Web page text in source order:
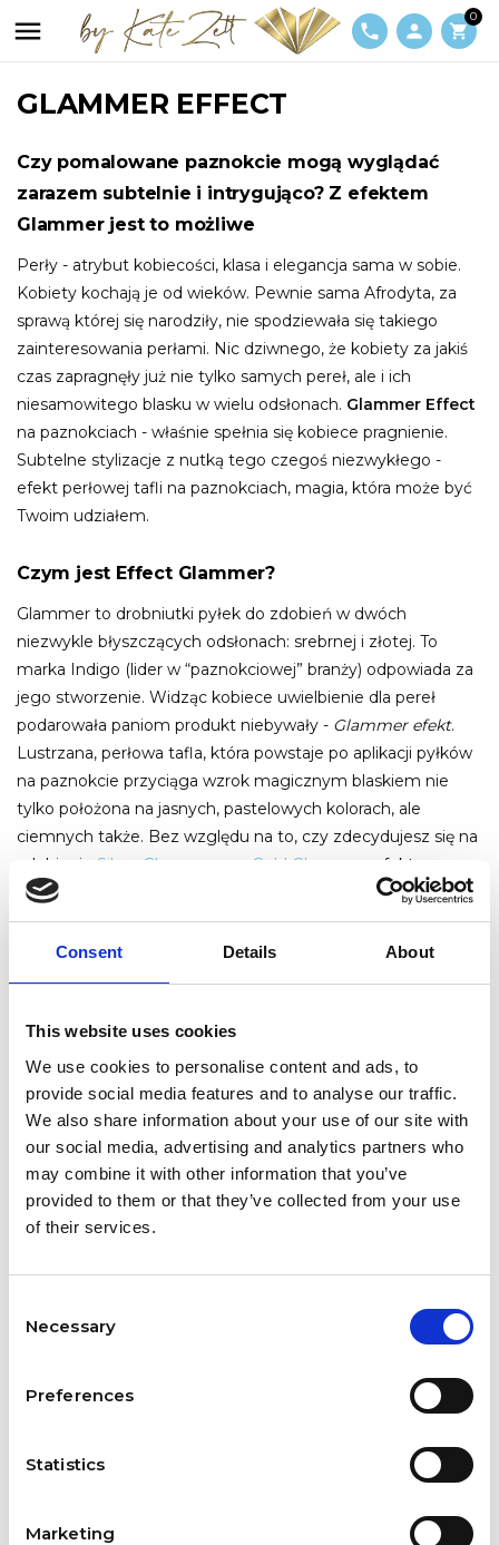
Consent Details About
This website uses cookies
We use cookies to personalise content and ads, to
provide social media features and to analyse our traffic.
We also share information about your use of our site with
our social media, advertising and analytics partners who
may combine it with other information that you’ve
provided to them or that they’ve collected from your use
of their services.
Selection
Necessary
Preferences
Statistics
Marketing
 phone person shopping_cart
0
GLAMMER EFFECT
Czy pomalowane paznokcie mogą wyglądać
zarazem subtelnie i intrygująco? Z efektem
Glammer jest to możliwe
Perły - atrybut kobiecości, klasa i elegancja sama w sobie.
Kobiety kochają je od wieków. Pewnie sama Afrodyta, za
sprawą której się narodziły, nie spodziewała się takiego
zainteresowania perłami. Nic dziwnego, że kobiety za jakiś
czas zapragnęły już nie tylko samych pereł, ale i ich
niesamowitego blasku w wielu odsłonach. Glammer Effect
na paznokciach - właśnie spełnia się kobiece pragnienie.
Subtelne stylizacje z nutką tego czegoś niezwykłego -
efekt perłowej tafli na paznokciach, magia, która może być
Twoim udziałem.
Czym jest Effect Glammer?
Glammer to drobniutki pyłek do zdobień w dwóch
niezwykle błyszczących odsłonach: srebrnej i złotej. To
marka Indigo (lider w “paznokciowej” branży) odpowiada za
jego stworzenie. Widząc kobiece uwielbienie dla pereł
podarowała paniom produkt niebywały - Glammer efekt.
Lustrzana, perłowa tafla, która powstaje po aplikacji pyłków
na paznokcie przyciąga wzrok magicznym blaskiem nie
tylko położona na jasnych, pastelowych kolorach, ale
ciemnych także. Bez względu na to, czy zdecydujesz się na
zdobienie Silver Glammer Gold Glammer
, efekt
zadziwia lśnieniem i elegancją w najlepszym wydaniu. I co
ważne, nie musisz posiadać artystycznych zdolności, by
tworzyć stylizacje w mistrzowskim wydaniu.
Indigo pyłek
pierwsze kroki w branży.
Dla kogo efekt Glammer?
Dla stylistek paznokci i klientek, które kochają perły i
lustrzany perłowy blask. Słowem - Glammer markiIndigo
jest dla Ciebie!
Jest 2 produktów.